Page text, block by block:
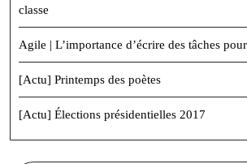
classe
Agile | L’importance d’écrire des tâches
[Actu] Printemps des poètes
[Actu] Élections présidentielles 2017